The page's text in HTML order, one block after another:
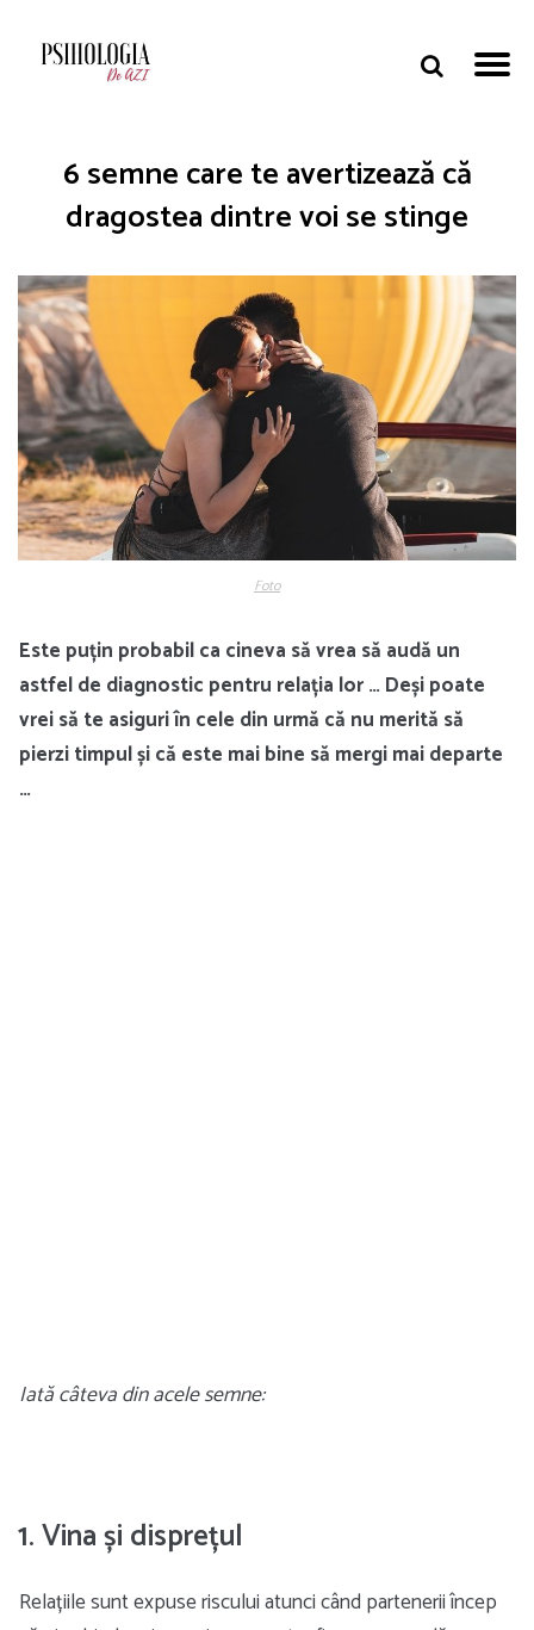
6 semne care te avertizează că
dragostea dintre voi se stinge
Foto
Este puțin probabil ca cineva să vrea să audă un
astfel de diagnostic pentru relația lor … Deși poate
vrei să te asiguri în cele din urmă că nu merită să
pierzi timpul și că este mai bine să mergi mai departe
…
Iată câteva din acele semne:
1. Vina și disprețul
Relațiile sunt expuse riscului atunci când partenerii încep